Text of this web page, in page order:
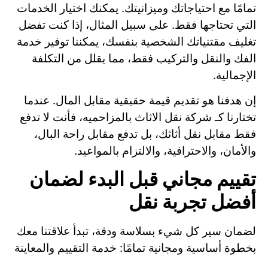
تمامًا مع احتياجاتك وميزانيتك. يمكنك اختيار الخدمات
التي تحتاجها فقط. على سبيل المثال، إذا كنت تفضل
تغليف مقتنياتك الشخصية بنفسك، يمكننا توفير خدمة
الفك والنقل والتركيب فقط، مما يقلل من التكلفة
الإجمالية.
إن هدفنا هو تقديم قيمة حقيقية مقابل المال. عندما
تختارنا كـ شركة نقل الاثاث بالمزاحميه، فأنت لا تدفع
فقط مقابل نقل أثاثك، بل تدفع مقابل راحة البال،
والأمان، والاحترافية، والالتزام بالمواعيد.
تقييم مجاني قبل البدء لضمان
أفضل تجربة نقل
لضمان سير كل شيء بسلاسة ودقة، تبدأ علاقتنا معك
بخطوة أساسية ومجانية تمامًا: خدمة التقييم والمعاينة